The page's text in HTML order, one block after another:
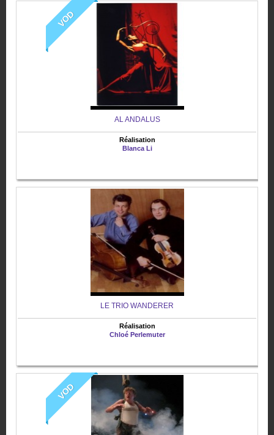
VOD
AL ANDALUS
Réalisation
Blanca Li
LE TRIO WANDERER
Réalisation
Chloé Perlemuter
VOD